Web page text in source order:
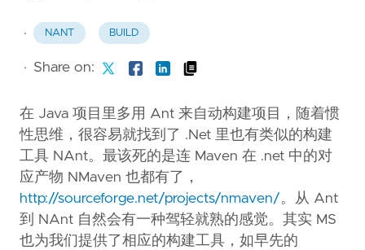
· NANT BUILD
· Share on:
在 Java 项目里多用 Ant 来自动构建项目，随着惯
性思维，很容易就找到了 .Net 里也有类似的构建
工具 NAnt。最该死的是连 Maven 在 .net 中的对
应产物 NMaven 也都有了，
http://sourceforge.net/projects/nmaven/ 。从 Ant
到 NAnt 自然会有一种驾轻就熟的感觉。其实 MS
也为我们提供了相应的构建工具，如早先的